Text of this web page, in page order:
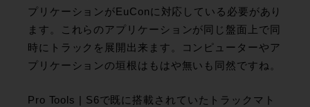
プリケーションがEuConに対応している必要があり
ます。これらのアプリケーションが同じ盤面上で同
時にトラックを展開出来ます。コンピューターやア
プリケーションの垣根はもはや無いも同然ですね。
Pro Tools | S6で既に搭載されていたトラックマト